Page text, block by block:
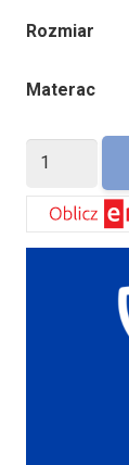
Rozmiar
Materac
ilość
Tycjan
II